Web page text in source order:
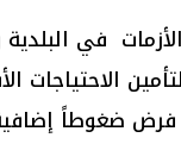
في
الاحتياجات
فرض ضغوطاً